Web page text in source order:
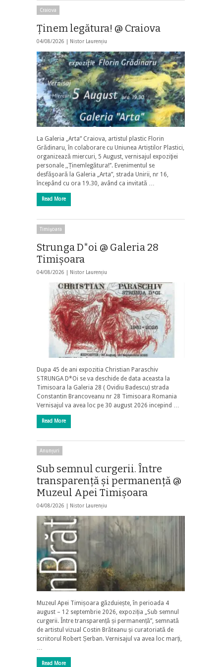
Craiova
Ținem legătura! @ Craiova
04/08/2026 | Nistor Laurențiu
La Galeria „Arta” Craiova, artistul plastic Florin
Grădinaru, în colaborare cu Uniunea Artiștilor Plastici,
organizează miercuri, 5 August, vernisajul expoziţiei
personale ,,Ținemlegătura!’’. Evenimentul se
desfăşoară la Galeria „Arta”, strada Unirii, nr 16,
începând cu ora 19.30, având ca invitată …
Read More
Timişoara
Strunga D*oi @ Galeria 28
Timișoara
04/08/2026 | Nistor Laurențiu
Dupa 45 de ani expozitia Christian Paraschiv
STRUNGA D*Oi se va deschide de data aceasta la
Timisoara la Galeria 28 ( Ovidiu Badescu) strada
Constantin Brancoveanu nr 28 Timisoara Romania
Vernisajul va avea loc pe 30 august 2026 incepind …
Read More
Anunțuri
Sub semnul curgerii. Între
transparență și permanență @
Muzeul Apei Timișoara
04/08/2026 | Nistor Laurențiu
Muzeul Apei Timișoara găzduiește, în perioada 4
august – 12 septembrie 2026, expoziția „Sub semnul
curgerii. Între transparență și permanență”, semnată
de artistul vizual Costin Brăteanu și curatoriată de
scriitorul Robert Șerban. Vernisajul va avea loc marți,
…
Read More